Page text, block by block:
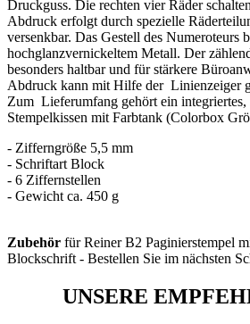
Druckguss. Die rechten vier Räder
Abdruck erfolgt durch spezielle
versenkbar. Das Gestell des Numeroteurs
hochglanzvernickeltem Metall. Der
besonders haltbar und für stärkere
Abdruck kann mit Hilfe der Linienzeiger
Zum Lieferumfang gehört ein integriertes,
Stempelkissen mit Farbtank (Colorbox
- Zifferngröße 5,5 mm
- Schriftart Block
- 6 Ziffernstellen
- Gewicht ca. 450 g
Zubehör für Reiner B2 Paginierstempel
Blockschrift - Bestellen Sie im nächsten
UNSERE